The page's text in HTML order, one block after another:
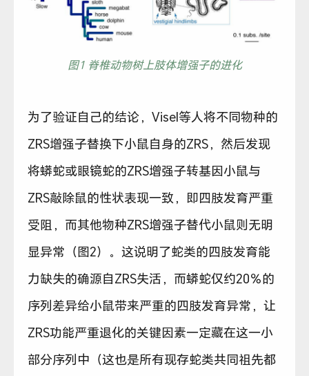
图1 脊椎动物树上肢体增强子的进化
为了验证自己的结论，Visel等人将不同物种的
ZRS增强子替换下小鼠自身的ZRS，然后发现
将蟒蛇或眼镜蛇的ZRS增强子转基因小鼠与
ZRS敲除鼠的性状表现一致，即四肢发育严重
受阻，而其他物种ZRS增强子替代小鼠则无明
显异常（图2）。这说明了蛇类的四肢发育能
力缺失的确源自ZRS失活，而蟒蛇仅约20％的
序列差异给小鼠带来严重的四肢发育异常，让
ZRS功能严重退化的关键因素一定藏在这一小
部分序列中（这也是所有现存蛇类共同祖先都